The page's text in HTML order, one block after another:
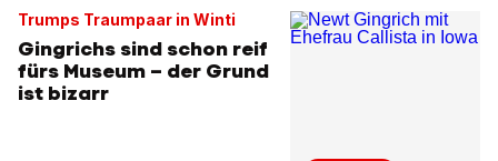
Trumps Traumpaar in Winti
Gingrichs sind schon reif
fürs Museum – der Grund
ist bizarr